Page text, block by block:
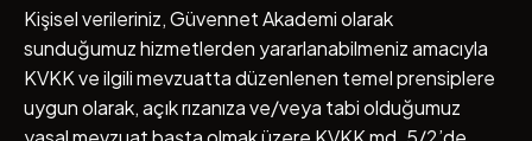
Kişisel verileriniz, Güvennet Akademi olarak
sunduğumuz hizmetlerden yararlanabilmeniz amacıyla
KVKK ve ilgili mevzuatta düzenlenen temel prensiplere
uygun olarak, açık rızanıza ve/veya tabi olduğumuz